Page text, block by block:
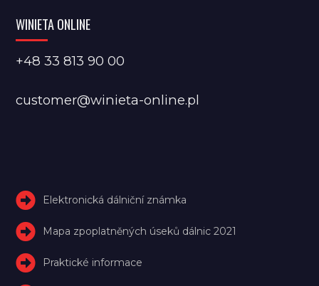
WINIETA ONLINE
+48 33 813 90 00
customer@winieta-online.pl
Elektronická dálniční známka
Mapa zpoplatněných úseků dálnic 2021
Praktické informace